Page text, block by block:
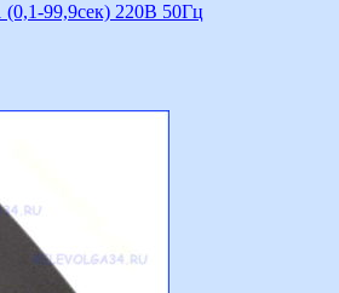
99,9сек) 220В 50Гц